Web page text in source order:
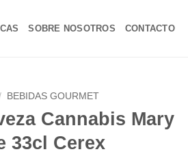
SOBRE NOSOTROS CONTACTO
BEBIDAS GOURMET
Cannabis Mary
33cl Cerex